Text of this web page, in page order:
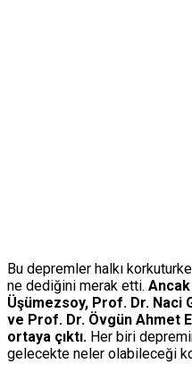
Bu depremler halkı
ne dediğini merak etti.
Üşümezsoy, Prof. Dr. Naci
ve Prof. Dr. Övgün Ahmet
ortaya çıktı. Her biri
gelecekte neler olabileceği